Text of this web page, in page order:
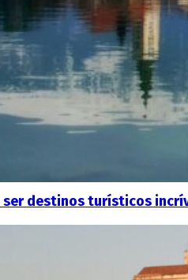
ser destinos turísticos